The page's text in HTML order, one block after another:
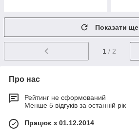
Показати ще
1 / 2
Про нас
Рейтинг не сформований
Менше 5 відгуків за останній рік
Працює з 01.12.2014